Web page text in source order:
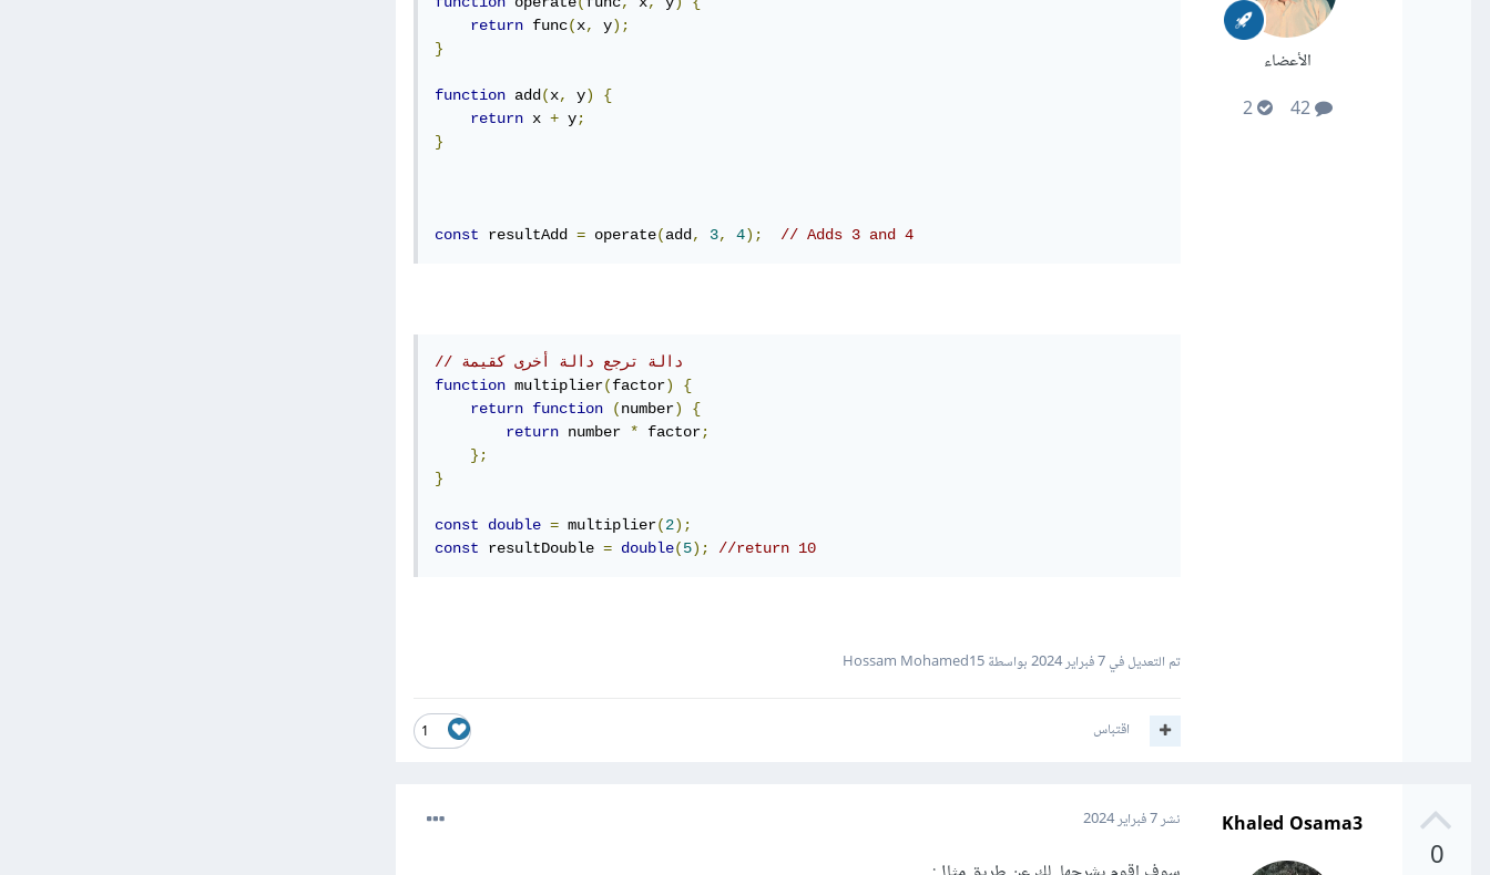
الأعضاء
42
2
return func(x, y);
}
function add(x, y)
{
return x + y;
}
const resultAdd = operate(add, 3, 4); // Adds 3 and 4
// دالة ترجع دالة أخرى كقيمة
function multiplier(factor)
{
return function (number)
{
return number * factor;
};
}
const double = multiplier(2);
const resultDouble = double(5); //return 10
تم التعديل في7 فبراير 2024 بواسطة Hossam Mohamed15
1 اقتباس
0
Khaled Osama3 نشر7 فبراير 2024